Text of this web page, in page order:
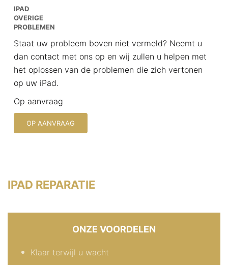
IPAD
OVERIGE
PROBLEMEN
Staat uw probleem boven niet vermeld? Neemt u
dan contact met ons op en wij zullen u helpen met
het oplossen van de problemen die zich vertonen
op uw iPad.
Op aanvraag
OP AANVRAAG
IPAD REPARATIE
ONZE VOORDELEN
Klaar terwijl u wacht